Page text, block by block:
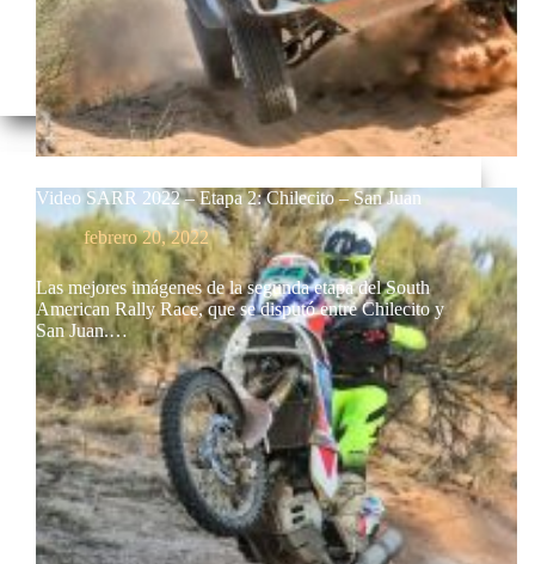
Video SARR 2022 – Etapa 2: Chilecito – San Juan
febrero 20, 2022
Las mejores imágenes de la segunda etapa del South
American Rally Race, que se disputó entre Chilecito y
San Juan.…